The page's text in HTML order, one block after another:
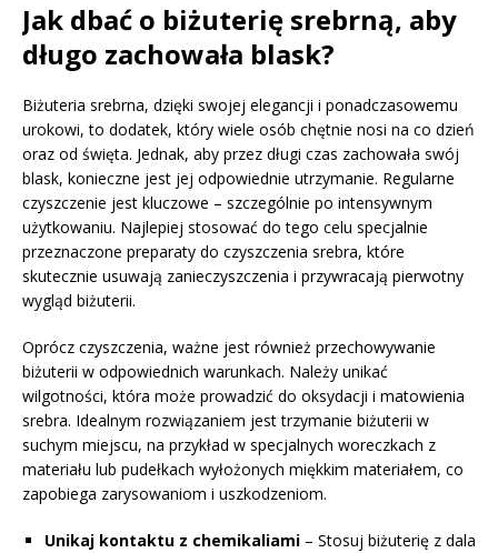
Jak dbać o biżuterię srebrną, aby
długo zachowała blask?
Biżuteria srebrna, dzięki swojej elegancji i ponadczasowemu
urokowi, to dodatek, który wiele osób chętnie nosi na co dzień
oraz od święta. Jednak, aby przez długi czas zachowała swój
blask, konieczne jest jej odpowiednie utrzymanie. Regularne
czyszczenie jest kluczowe – szczególnie po intensywnym
użytkowaniu. Najlepiej stosować do tego celu specjalnie
przeznaczone preparaty do czyszczenia srebra, które
skutecznie usuwają zanieczyszczenia i przywracają pierwotny
wygląd biżuterii.
Oprócz czyszczenia, ważne jest również przechowywanie
biżuterii w odpowiednich warunkach. Należy unikać
wilgotności, która może prowadzić do oksydacji i matowienia
srebra. Idealnym rozwiązaniem jest trzymanie biżuterii w
suchym miejscu, na przykład w specjalnych woreczkach z
materiału lub pudełkach wyłożonych miękkim materiałem, co
zapobiega zarysowaniom i uszkodzeniom.
Unikaj kontaktu z chemikaliami – Stosuj biżuterię z dala